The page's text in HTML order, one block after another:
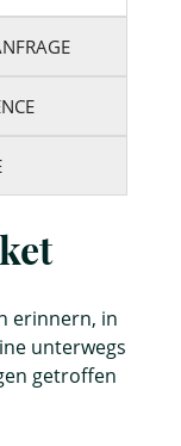
erinnern, in
unterwegs
getroffen